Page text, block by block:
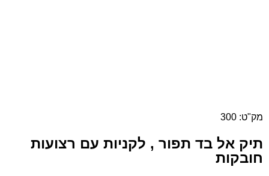
מק"ט: 300
תיק אל בד תפור , לקניות עם רצועות
חובקות